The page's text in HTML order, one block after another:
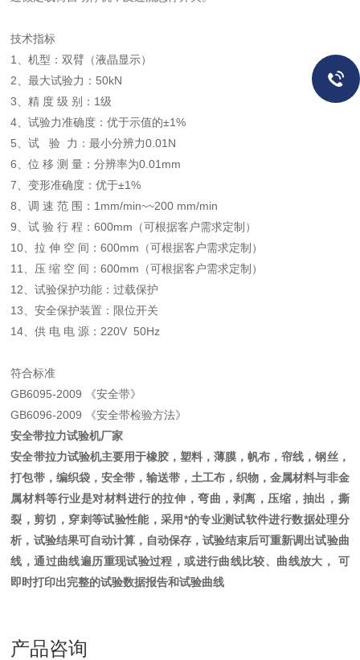
技术指标
1、机型：双臂（液晶显示）
2、最大试验力：50kN
3、精 度 级 别：1级
4、试验力准确度：优于示值的±1%
5、试 验 力：最小分辨力0.01N
6、位 移 测 量：分辨率为0.01mm
7、变形准确度：优于±1%
8、调 速 范 围：1mm/min~~200 mm/min
9、试 验 行 程：600mm（可根据客户需求定制）
10、拉 伸 空 间：600mm（可根据客户需求定制）
11、压 缩 空 间：600mm（可根据客户需求定制）
12、试验保护功能：过载保护
13、安全保护装置：限位开关
14、供 电 电 源：220V 50Hz
符合标准
GB6095-2009 《安全带》
GB6096-2009 《安全带检验方法》
安全带拉力试验机厂家
安全带拉力试验机主要用于橡胶，塑料，薄膜，帆布，帘线，钢丝，
打包带，编织袋，安全带，输送带，土工布，织物，金属材料与非金
属材料等行业是对材料进行的拉伸，弯曲，剥离，压缩，抽出，撕
裂，剪切，穿刺等试验性能，采用*的专业测试软件进行数据处理分
析，试验结果可自动计算，自动保存，试验结束后可重新调出试验曲
线，通过曲线遍历重现试验过程，或进行曲线比较、曲线放大， 可
即时打印出完整的试验数据报告和试验曲线
产品咨询